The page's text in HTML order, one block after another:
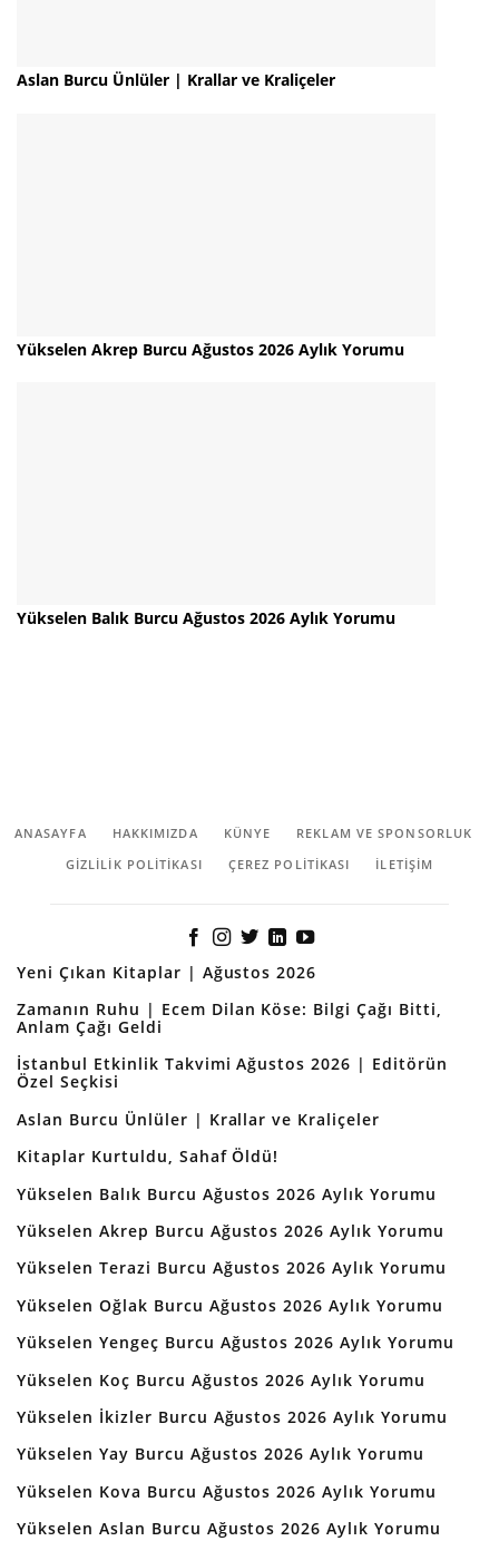
Aslan Burcu Ünlüler | Krallar ve Kraliçeler
Yükselen Akrep Burcu Ağustos 2026 Aylık Yorumu
Yükselen Balık Burcu Ağustos 2026 Aylık Yorumu
ANASAYFA HAKKIMIZDA KÜNYE
REKLAM VE SPONSORLUK
GIZLILIK POLITIKASI
ÇEREZ POLITIKASI İLETİŞİM
Yeni Çıkan Kitaplar | Ağustos 2026
Zamanın Ruhu | Ecem Dilan Köse: Bilgi Çağı Bitti,
Anlam Çağı Geldi
İstanbul Etkinlik Takvimi Ağustos 2026 | Editörün
Özel Seçkisi
Aslan Burcu Ünlüler | Krallar ve Kraliçeler
Kitaplar Kurtuldu, Sahaf Öldü!
Yükselen Balık Burcu Ağustos 2026 Aylık Yorumu
Yükselen Akrep Burcu Ağustos 2026 Aylık Yorumu
Yükselen Terazi Burcu Ağustos 2026 Aylık Yorumu
Yükselen Oğlak Burcu Ağustos 2026 Aylık Yorumu
Yükselen Yengeç Burcu Ağustos 2026 Aylık Yorumu
Yükselen Koç Burcu Ağustos 2026 Aylık Yorumu
Yükselen İkizler Burcu Ağustos 2026 Aylık Yorumu
Yükselen Yay Burcu Ağustos 2026 Aylık Yorumu
Yükselen Kova Burcu Ağustos 2026 Aylık Yorumu
Yükselen Aslan Burcu Ağustos 2026 Aylık Yorumu